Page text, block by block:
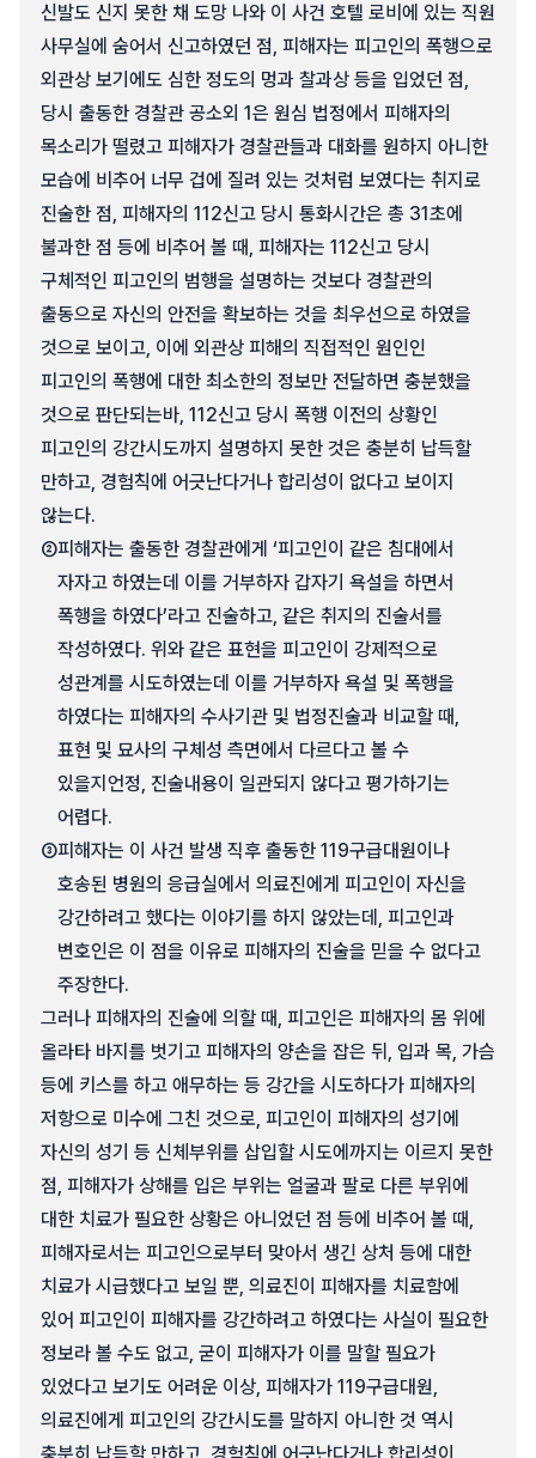
신발도 신지 못한 채 도망 나와 이 사건 호텔 로비에 있는 직원
사무실에 숨어서 신고하였던 점, 피해자는 피고인의 폭행으로
외관상 보기에도 심한 정도의 멍과 찰과상 등을 입었던 점,
당시 출동한 경찰관 공소외 1은 원심 법정에서 피해자의
목소리가 떨렸고 피해자가 경찰관들과 대화를 원하지 아니한
모습에 비추어 너무 겁에 질려 있는 것처럼 보였다는 취지로
진술한 점, 피해자의 112신고 당시 통화시간은 총 31초에
불과한 점 등에 비추어 볼 때, 피해자는 112신고 당시
구체적인 피고인의 범행을 설명하는 것보다 경찰관의
출동으로 자신의 안전을 확보하는 것을 최우선으로 하였을
것으로 보이고, 이에 외관상 피해의 직접적인 원인인
피고인의 폭행에 대한 최소한의 정보만 전달하면 충분했을
것으로 판단되는바, 112신고 당시 폭행 이전의 상황인
피고인의 강간시도까지 설명하지 못한 것은 충분히 납득할
만하고, 경험칙에 어긋난다거나 합리성이 없다고 보이지
않는다.
②피해자는 출동한 경찰관에게 ‘피고인이 같은 침대에서
자자고 하였는데 이를 거부하자 갑자기 욕설을 하면서
폭행을 하였다’라고 진술하고, 같은 취지의 진술서를
작성하였다. 위와 같은 표현을 피고인이 강제적으로
성관계를 시도하였는데 이를 거부하자 욕설 및 폭행을
하였다는 피해자의 수사기관 및 법정진술과 비교할 때,
표현 및 묘사의 구체성 측면에서 다르다고 볼 수
있을지언정, 진술내용이 일관되지 않다고 평가하기는
어렵다.
③피해자는 이 사건 발생 직후 출동한 119구급대원이나
호송된 병원의 응급실에서 의료진에게 피고인이 자신을
강간하려고 했다는 이야기를 하지 않았는데, 피고인과
변호인은 이 점을 이유로 피해자의 진술을 믿을 수 없다고
주장한다.
그러나 피해자의 진술에 의할 때, 피고인은 피해자의 몸 위에
올라타 바지를 벗기고 피해자의 양손을 잡은 뒤, 입과 목, 가슴
등에 키스를 하고 애무하는 등 강간을 시도하다가 피해자의
저항으로 미수에 그친 것으로, 피고인이 피해자의 성기에
자신의 성기 등 신체부위를 삽입할 시도에까지는 이르지 못한
점, 피해자가 상해를 입은 부위는 얼굴과 팔로 다른 부위에
대한 치료가 필요한 상황은 아니었던 점 등에 비추어 볼 때,
피해자로서는 피고인으로부터 맞아서 생긴 상처 등에 대한
치료가 시급했다고 보일 뿐, 의료진이 피해자를 치료함에
있어 피고인이 피해자를 강간하려고 하였다는 사실이 필요한
정보라 볼 수도 없고, 굳이 피해자가 이를 말할 필요가
있었다고 보기도 어려운 이상, 피해자가 119구급대원,
의료진에게 피고인의 강간시도를 말하지 아니한 것 역시